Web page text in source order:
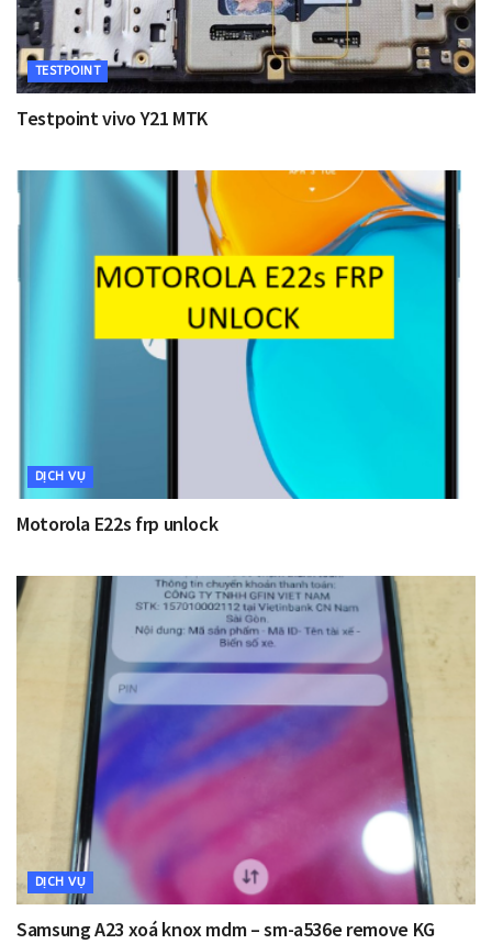
TESTPOINT
Testpoint vivo Y21 MTK
DỊCH VỤ
Motorola E22s frp unlock
DỊCH VỤ
Samsung A23 xoá knox mdm – sm-a536e remove KG